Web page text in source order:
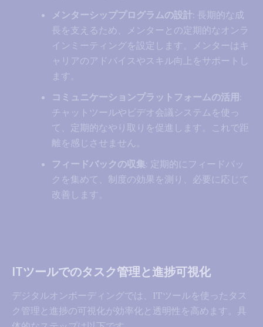
メンターシッププログラムの設計: 長期的な成
長を支えるため、メンターとの定期的なオンラ
インミーティングを設定します。メンターはキ
ャリアのアドバイスやスキル向上をサポートし
ます。
コミュニケーションプラットフォームの活用:
チャットツールやビデオ会議システムを使っ
て、定期的なやり取りを促進します。これで距
離を感じさせません。
フィードバックの収集: 定期的にフィードバッ
クを集めて、制度の効果を測り、必要に応じて
改善します。
ITツールでのタスク管理と進捗可視化
デジタルオンボーディングでは、ITツールを使ったタス
ク管理と進捗の可視化が効率化と透明性を高めます。具